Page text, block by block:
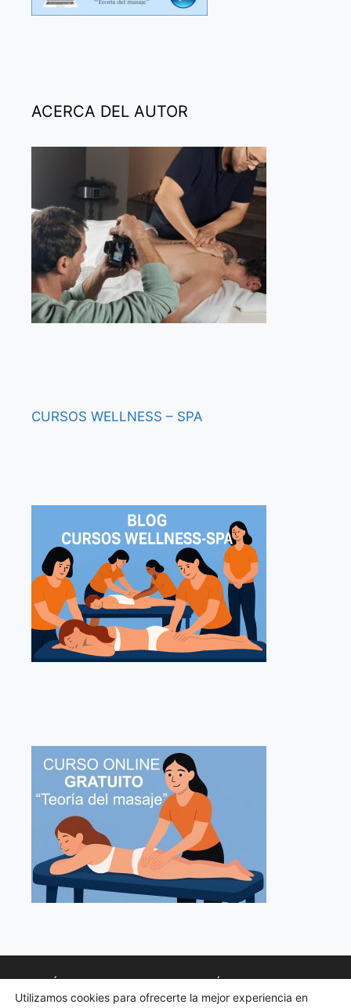
ACERCA DEL AUTOR
CURSOS WELLNESS – SPA
POLÍTICA DE PRIVACIDAD
POLÍTICA DE COOKIES
Utilizamos cookies para ofrecerte la mejor experiencia en